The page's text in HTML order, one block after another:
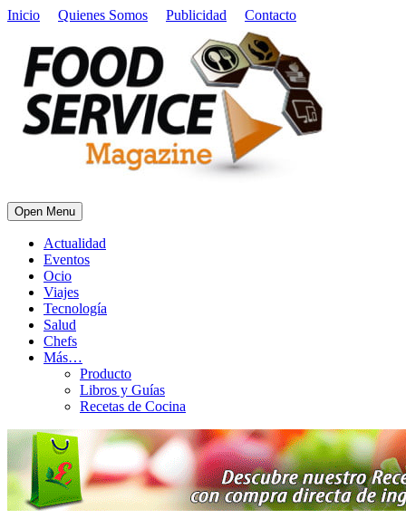
Inicio Quienes Somos Publicidad Contacto
Open Menu
Actualidad
Eventos
Ocio
Viajes
Tecnología
Salud
Chefs
Más…
Producto
Libros y Guías
Recetas de Cocina